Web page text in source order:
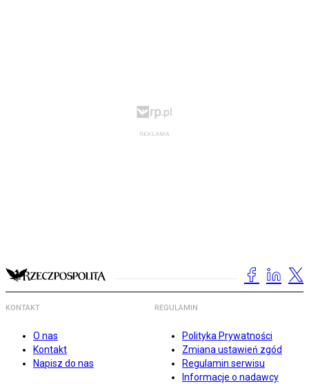
KONTAKT
O nas
Kontakt
Napisz do nas
REGULAMIN
Polityka Prywatności
Zmiana ustawień zgód
Regulamin serwisu
Informacje o nadawcy